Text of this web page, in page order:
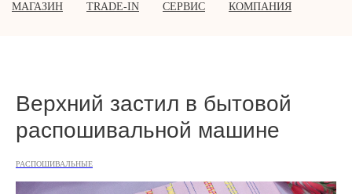
МАГАЗИН TRADE-IN СЕРВИС КОМПАНИЯ
Верхний застил в бытовой
распошивальной машине
РАСПОШИВАЛЬНЫЕ